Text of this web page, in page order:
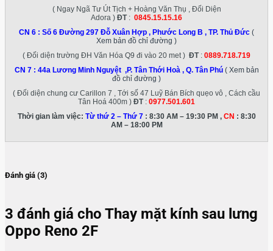
( Ngay Ngã Tư Út Tịch + Hoàng Văn Thụ , Đối Diện
Adora ) ĐT: 0845.15.15.16
CN 6 : Số 6 Đường 297 Đỗ Xuân Hợp , Phước Long B , TP. Thủ Đức (
Xem bản đồ chỉ đường )
( Đối diện trường ĐH Văn Hóa Q9 đi vào 20 met ) ĐT: 0889.718.719
CN 7 : 44a Lương Minh Nguyệt ,P. Tân Thới Hoà , Q. Tân Phú ( Xem bản
đồ chỉ đường )
( Đối diện chung cư Carillon 7 , Tới số 47 Luỹ Bán Bích quẹo vô , Cách cầu
Tân Hoá 400m ) ĐT: 0977.501.601
Thời gian làm việc: Từ thứ 2 – Thứ 7: 8:30 AM – 19:30 PM , CN : 8:30
AM – 18:00 PM
Đánh giá (3)
3 đánh giá cho Thay mặt kính sau lưng
Oppo Reno 2F